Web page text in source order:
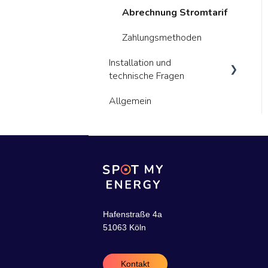
Abrechnung Stromtarif
Zahlungsmethoden
Installation und
technische Fragen
Allgemeines
Allgemein
Hafenstraße 4a
51063 Köln
Kontakt